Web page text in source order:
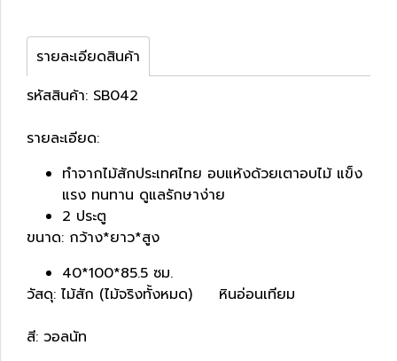
รายละเอียดสินค้า
รหัสสินค้า: SB042
รายละเอียด:
ทำจากไม้สักประเทศไทย อบแห้งด้วยเตาอบไม้ แข็ง
แรง ทนทาน ดูแลรักษาง่าย
2 ประตู
ขนาด: กว้าง*ยาว*สูง
40*100*85.5 ซม.
วัสดุ: ไม้สัก (ไม้จริงทั้งหมด) หินอ่อนเทียม
สี: วอลนัท